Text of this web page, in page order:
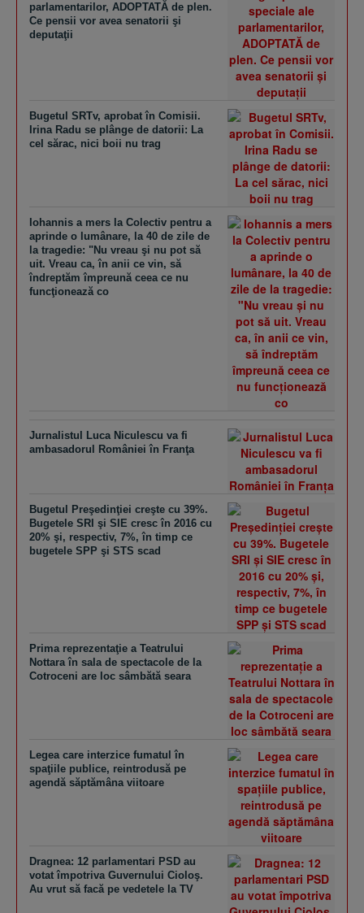
parlamentarilor, ADOPTATĂ de plen.
Ce pensii vor avea senatorii şi
deputaţii
Bugetul SRTv, aprobat în Comisii.
Irina Radu se plânge de datorii: La
cel sărac, nici boii nu trag
Iohannis a mers la Colectiv pentru a
aprinde o lumânare, la 40 de zile de
la tragedie: "Nu vreau şi nu pot să
uit. Vreau ca, în anii ce vin, să
îndreptăm împreună ceea ce nu
funcţionează co
Jurnalistul Luca Niculescu va fi
ambasadorul României în Franţa
Bugetul Preşedinţiei creşte cu 39%.
Bugetele SRI şi SIE cresc în 2016 cu
20% şi, respectiv, 7%, în timp ce
bugetele SPP şi STS scad
Prima reprezentaţie a Teatrului
Nottara în sala de spectacole de la
Cotroceni are loc sâmbătă seara
Legea care interzice fumatul în
spaţiile publice, reintrodusă pe
agendă săptămâna viitoare
Dragnea: 12 parlamentari PSD au
votat împotriva Guvernului Cioloş.
Au vrut să facă pe vedetele la TV